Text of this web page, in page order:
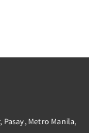
Pasay, Metro Manila,